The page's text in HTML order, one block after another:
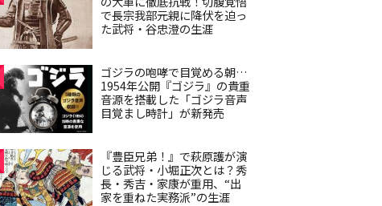
で長宗我部元親に降伏を迫っ
た武将・谷忠澄の生涯
ゴジラの咆哮で目覚める朝…
1954年公開『ゴジラ』の貴重
音源を搭載した「ゴジラ音声
目覚まし時計」が新発売
『豊臣兄弟！』で萩原護が演
じる武将・小堀正次とは？秀
長・秀吉・家康が重用、“出
家を重ねた実務派”の生涯